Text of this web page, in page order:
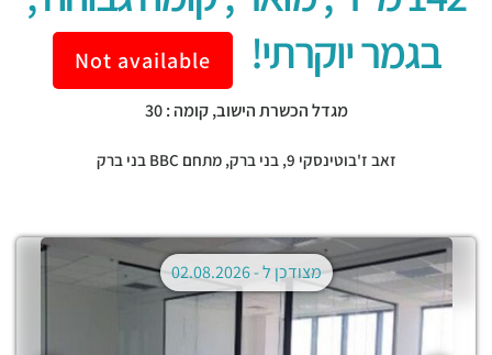
בגמר יוקרתי!
Not available
מגדל הכשרת הישוב, קומה : 30
זאב ז'בוטינסקי 9, בני ברק,מתחם BBC בני ברק
מצודכן ל -02.08.2026